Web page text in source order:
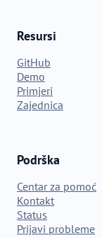
Resursi
GitHub
Demo
Primjeri
Zajednica
Podrška
Centar za pomoć
Kontakt
Status
Prijavi probleme